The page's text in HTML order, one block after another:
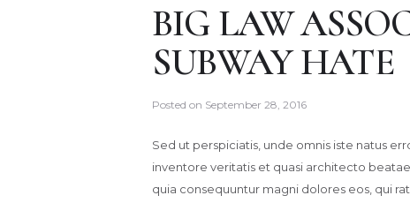
BIG LAW
SUBWAY HATE
Posted on September 28, 2016
Sed ut perspiciatis, unde omnis iste natus
inventore veritatis et quasi architecto
quia consequuntur magni dolores eos, qui